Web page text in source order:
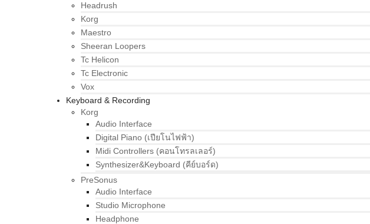
Headrush
Korg
Maestro
Sheeran Loopers
Tc Helicon
Tc Electronic
Vox
Keyboard & Recording
Korg
Audio Interface
Digital Piano (เปียโนไฟฟ้า)
Midi Controllers (คอนโทรลเลอร์)
Synthesizer&Keyboard (คีย์บอร์ด)
PreSonus
Audio Interface
Studio Microphone
Headphone